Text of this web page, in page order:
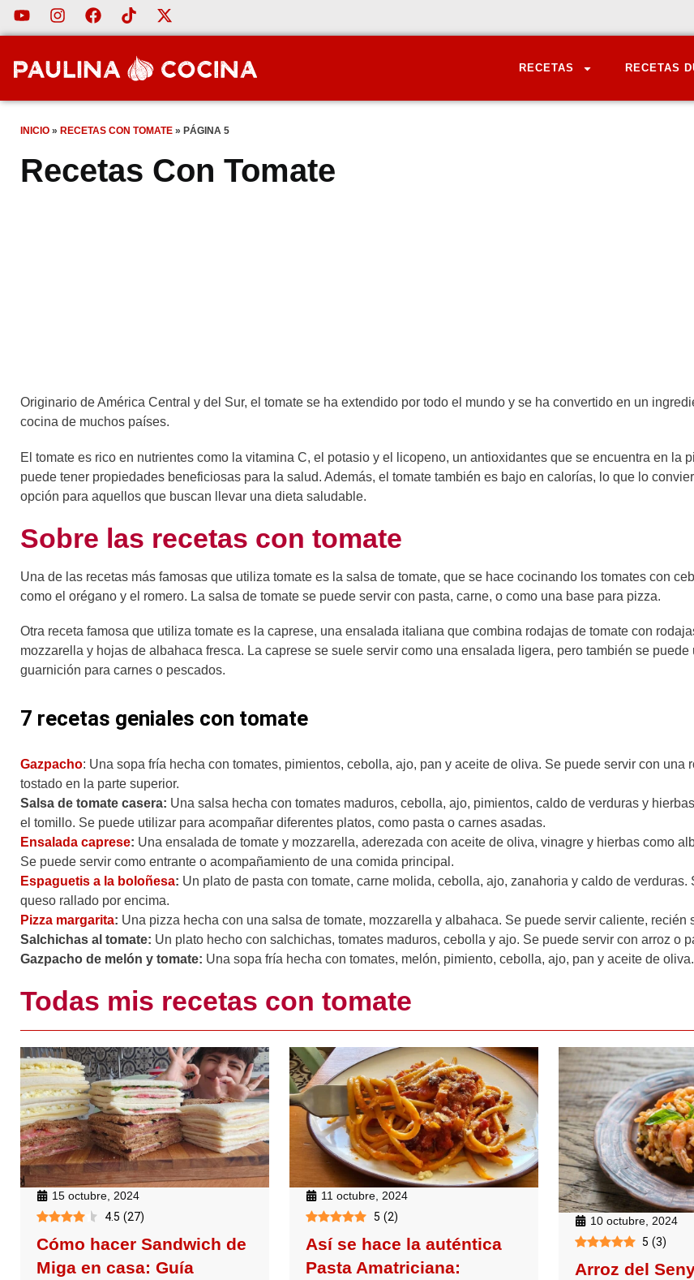
RECETAS RECETAS
INICIO » RECETAS CON TOMATE » PÁGINA 5
Recetas Con Tomate
Originario de América Central y del Sur, el tomate se ha extendido por todo el mundo y se ha convertido en un
cocina de muchos países.
El tomate es rico en nutrientes como la vitamina C, el potasio y el licopeno, un antioxidantes que se encuentra en la
puede tener propiedades beneficiosas para la salud. Además, el tomate también es bajo en calorías, lo que lo
opción para aquellos que buscan llevar una dieta saludable.
Sobre las recetas con tomate
Una de las recetas más famosas que utiliza tomate es la salsa de tomate, que se hace cocinando los tomates con
como el orégano y el romero. La salsa de tomate se puede servir con pasta, carne, o como una base para pizza.
Otra receta famosa que utiliza tomate es la caprese, una ensalada italiana que combina rodajas de tomate con
mozzarella y hojas de albahaca fresca. La caprese se suele servir como una ensalada ligera, pero también se puede
guarnición para carnes o pescados.
7 recetas geniales con tomate
Gazpacho: Una sopa fría hecha con tomates, pimientos, cebolla, ajo, pan y aceite de oliva. Se puede servir con una
tostado en la parte superior.
Salsa de tomate casera: Una salsa hecha con tomates maduros, cebolla, ajo, pimientos, caldo de verduras y
el tomillo. Se puede utilizar para acompañar diferentes platos, como pasta o carnes asadas.
Ensalada caprese: Una ensalada de tomate y mozzarella, aderezada con aceite de oliva, vinagre y hierbas como
Se puede servir como entrante o acompañamiento de una comida principal.
Espaguetis a la boloñesa: Un plato de pasta con tomate, carne molida, cebolla, ajo, zanahoria y caldo de verduras.
queso rallado por encima.
Pizza margarita: Una pizza hecha con una salsa de tomate, mozzarella y albahaca. Se puede servir caliente, recién
Salchichas al tomate: Un plato hecho con salchichas, tomates maduros, cebolla y ajo. Se puede servir con arroz o
Gazpacho de melón y tomate: Una sopa fría hecha con tomates, melón, pimiento, cebolla, ajo, pan y aceite de oliva.
Todas mis recetas con tomate
15 octubre, 2024
4.5 (27)
Cómo hacer Sandwich de
Miga en casa: Guía
11 octubre, 2024
5 (2)
Así se hace la auténtica
Pasta Amatriciana:
10 octubre, 2024
5 (3)
Arroz del